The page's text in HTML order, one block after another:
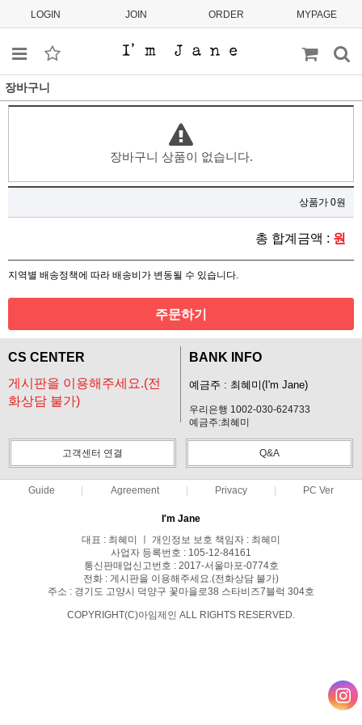
LOGIN JOIN ORDER MYPAGE
장바구니
장바구니 상품이 없습니다.
상품가 0원
총 합계금액 : 원
지역별 배송정책에 따라 배송비가 변동될 수 있습니다.
주문하기
CS CENTER
게시판을 이용해주세요.(전
화상담 불가)
BANK INFO
예금주 : 최혜미(I'm Jane)
우리은행 1002-030-624733
예금주:최혜미
고객센터 연결 Q&A
Guide Agreement Privacy PC Ver
I′m Jane
대표 : 최혜미 ㅣ 개인정보 보호 책임자 : 최혜미
사업자 등록번호 : 105-12-84161
통신판매업신고번호 : 2017-서울마포-0774호
전화 : 게시판을 이용해주세요.(전화상담 불가)
주소 : 경기도 고양시 덕양구 꽃마을로38 스타비즈7블럭 304호
COPYRIGHT(C)아임제인 ALL RIGHTS RESERVED.